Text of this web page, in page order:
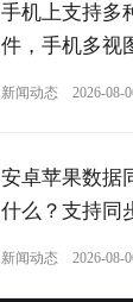
手机上支持多
件，手机多视
新闻动态 2026-08-
安卓苹果数据
什么？支持同
新闻动态 2026-08-